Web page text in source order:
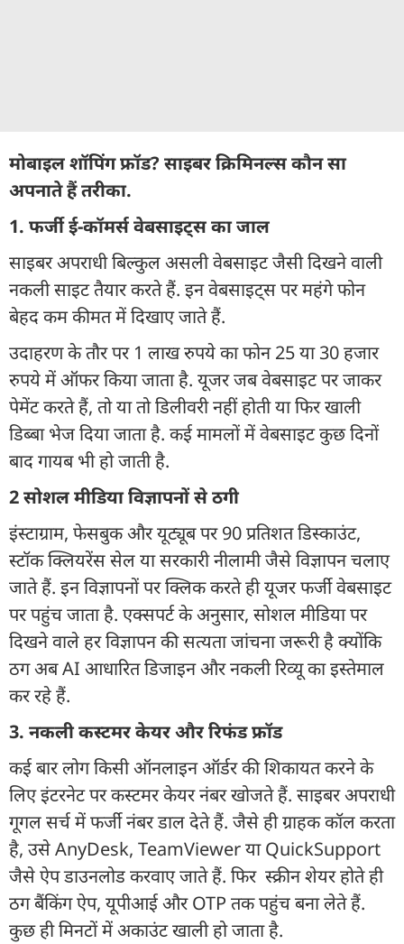
मोबाइल शॉपिंग फ्रॉड? साइबर क्रिमिनल्स कौन सा
अपनाते हैं तरीका.
1. फर्जी ई-कॉमर्स वेबसाइट्स का जाल
साइबर अपराधी बिल्कुल असली वेबसाइट जैसी दिखने वाली
नकली साइट तैयार करते हैं. इन वेबसाइट्स पर महंगे फोन
बेहद कम कीमत में दिखाए जाते हैं.
उदाहरण के तौर पर 1 लाख रुपये का फोन 25 या 30 हजार
रुपये में ऑफर किया जाता है. यूजर जब वेबसाइट पर जाकर
पेमेंट करते हैं, तो या तो डिलीवरी नहीं होती या फिर खाली
डिब्बा भेज दिया जाता है. कई मामलों में वेबसाइट कुछ दिनों
बाद गायब भी हो जाती है.
2 सोशल मीडिया विज्ञापनों से ठगी
इंस्टाग्राम, फेसबुक और यूट्यूब पर 90 प्रतिशत डिस्काउंट,
स्टॉक क्लियरेंस सेल या सरकारी नीलामी जैसे विज्ञापन चलाए
जाते हैं. इन विज्ञापनों पर क्लिक करते ही यूजर फर्जी वेबसाइट
पर पहुंच जाता है. एक्सपर्ट के अनुसार, सोशल मीडिया पर
दिखने वाले हर विज्ञापन की सत्यता जांचना जरूरी है क्योंकि
ठग अब AI आधारित डिजाइन और नकली रिव्यू का इस्तेमाल
कर रहे हैं.
3. नकली कस्टमर केयर और रिफंड फ्रॉड
कई बार लोग किसी ऑनलाइन ऑर्डर की शिकायत करने के
लिए इंटरनेट पर कस्टमर केयर नंबर खोजते हैं. साइबर अपराधी
गूगल सर्च में फर्जी नंबर डाल देते हैं. जैसे ही ग्राहक कॉल करता
है, उसे AnyDesk, TeamViewer या QuickSupport
जैसे ऐप डाउनलोड करवाए जाते हैं. फिर स्क्रीन शेयर होते ही
ठग बैंकिंग ऐप, यूपीआई और OTP तक पहुंच बना लेते हैं.
कुछ ही मिनटों में अकाउंट खाली हो जाता है.